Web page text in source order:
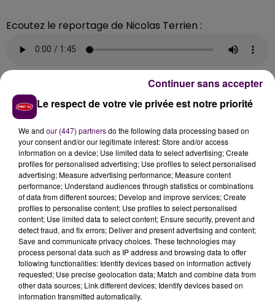
Ecoutez le reportage de Nicolas Terrien :
EN MARS, ÇA REPART...
"Le cross, c’est une saison à part entière pour
préparer la saison de piste ou de route qui va suivre"
explique Alice Mitard, issue du cross court et du 1 500
mètres. Sur le long, les championnats de France du 2
mars ne seront que sa deuxième expérience du
niveau."J’y vais quand même avec l’envie de
performer et de faire la meilleure place possible".En
effet, difficile de se situer en l’absence de chrono.
"Un
cross, c’est la course d’un jour et ça dépendra du
terrain"poursuit la Romorantinaise, la Blésoise
acquiesçant :"Ce n’est pas comme un 10 kilomètres
sur piste ou sur le plat roulant du bitume...
Le respect de votre vie privée est notre priorité
We and our (447) partnersdo the following data processing based on
your consent and/or our legitimate interest: Store and/or access
information on a device; Use limited data to select advertising; Create
profiles for personalised advertising; Use profiles to select personalised
advertising; Measure advertising performance; Measure content
performance; Understand audiences through statistics or combinations
of data from different sources; Develop and improve services; Create
profiles to personalise content; Use profiles to select personalised
content; Use limited data to select content; Ensure security, prevent and
detect fraud, and fix errors; Deliver and present advertising and content;
Save and communicate privacy choices. These technologies may
process personal data such as IP address and browsing data to offer
following functionalities: Identify devices based on information actively
requested; Use precise geolocation data; Match and combine data from
other data sources; Link different devices; Identify devices based on
information transmitted automatically.
Continuer sans accepter